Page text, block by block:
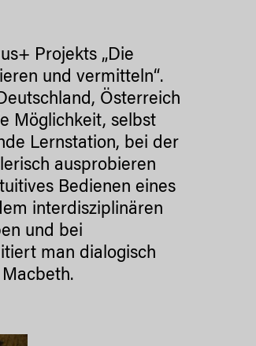
Projekts „Die
und vermitteln“.
Österreich
Möglichkeit, selbst
Lernstation, bei der
ausprobieren
Bedienen eines
interdisziplinären
und bei
man dialogisch